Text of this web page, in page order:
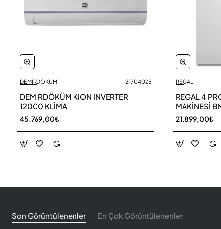
DEMİRDÖKÜM 21704025
DEMİRDÖKÜM KION INVERTER
12000 KLİMA
45.769,00₺
REGAL
REGAL 4
MAKİNESİ
21.899,00₺
Son Görüntülenenler En Çok Görüntülenenler